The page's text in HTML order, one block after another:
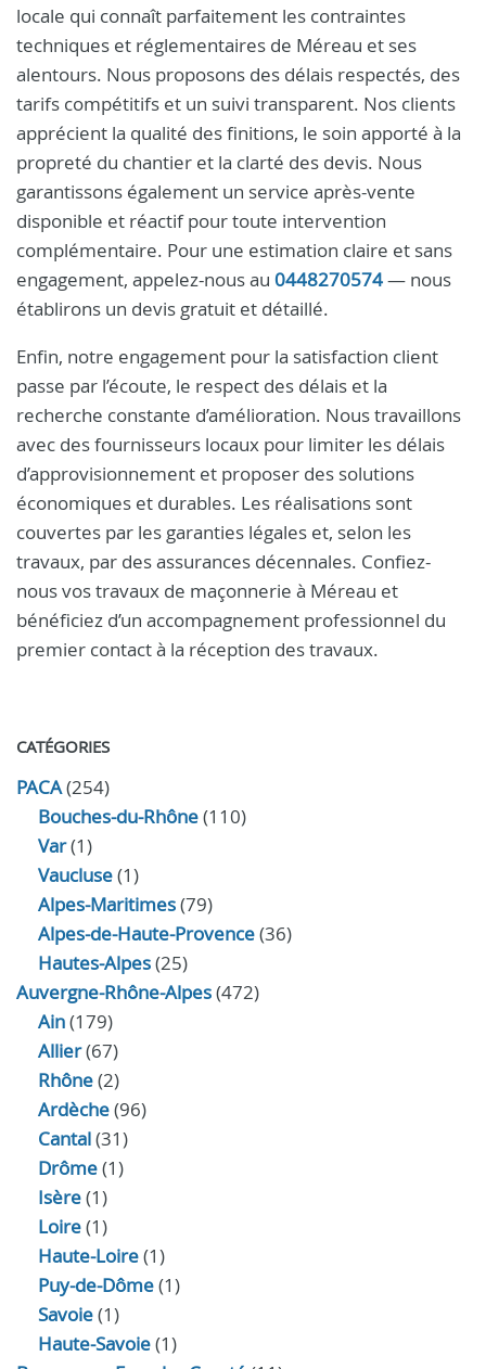
locale qui connaît parfaitement les contraintes
techniques et réglementaires de Méreau et ses
alentours. Nous proposons des délais respectés, des
tarifs compétitifs et un suivi transparent. Nos clients
apprécient la qualité des finitions, le soin apporté à la
propreté du chantier et la clarté des devis. Nous
garantissons également un service après-vente
disponible et réactif pour toute intervention
complémentaire. Pour une estimation claire et sans
engagement, appelez-nous au 0448270574— nous
établirons un devis gratuit et détaillé.
Enfin, notre engagement pour la satisfaction client
passe par l’écoute, le respect des délais et la
recherche constante d’amélioration. Nous travaillons
avec des fournisseurs locaux pour limiter les délais
d’approvisionnement et proposer des solutions
économiques et durables. Les réalisations sont
couvertes par les garanties légales et, selon les
travaux, par des assurances décennales. Confiez-
nous vos travaux de maçonnerie à Méreau et
bénéficiez d’un accompagnement professionnel du
premier contact à la réception des travaux.
CATÉGORIES
PACA(254)
Bouches-du-Rhône(110)
Var(1)
Vaucluse(1)
Alpes-Maritimes(79)
Alpes-de-Haute-Provence(36)
Hautes-Alpes(25)
Auvergne-Rhône-Alpes(472)
Ain(179)
Allier(67)
Rhône(2)
Ardèche(96)
Cantal(31)
Drôme(1)
Isère(1)
Loire(1)
Haute-Loire(1)
Puy-de-Dôme(1)
Savoie(1)
Haute-Savoie(1)